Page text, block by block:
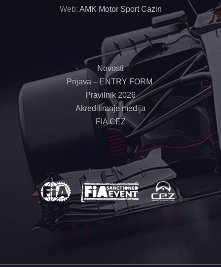
Web: AMK Motor Sport Cazin
Novosti
Prijava – ENTRY FORM
Pravilnik 2026
Akreditiranje medija
FIA CEZ